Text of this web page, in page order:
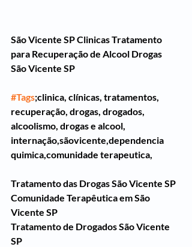
São Vicente SP Clinicas Tratamento
para Recuperação de Alcool Drogas
São Vicente SP
#Tags;clinica, clínicas, tratamentos,
recuperação, drogas, drogados,
alcoolismo, drogas e alcool,
internação,sãovicente,dependencia
quimica,comunidade terapeutica,
Tratamento das Drogas São Vicente SP
Comunidade Terapêutica em São
Vicente SP
Tratamento de Drogados São Vicente
SP